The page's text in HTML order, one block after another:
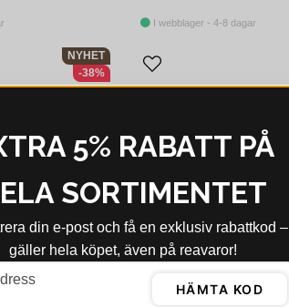
I webblager - 4-8 dagar
NYHET
-38%
5% RABATT PÅ
SORTIMENTET
din e‑post och få en exklusiv rabattkod –
gäller hela köpet, även på reavaror!
HÄMTA KOD